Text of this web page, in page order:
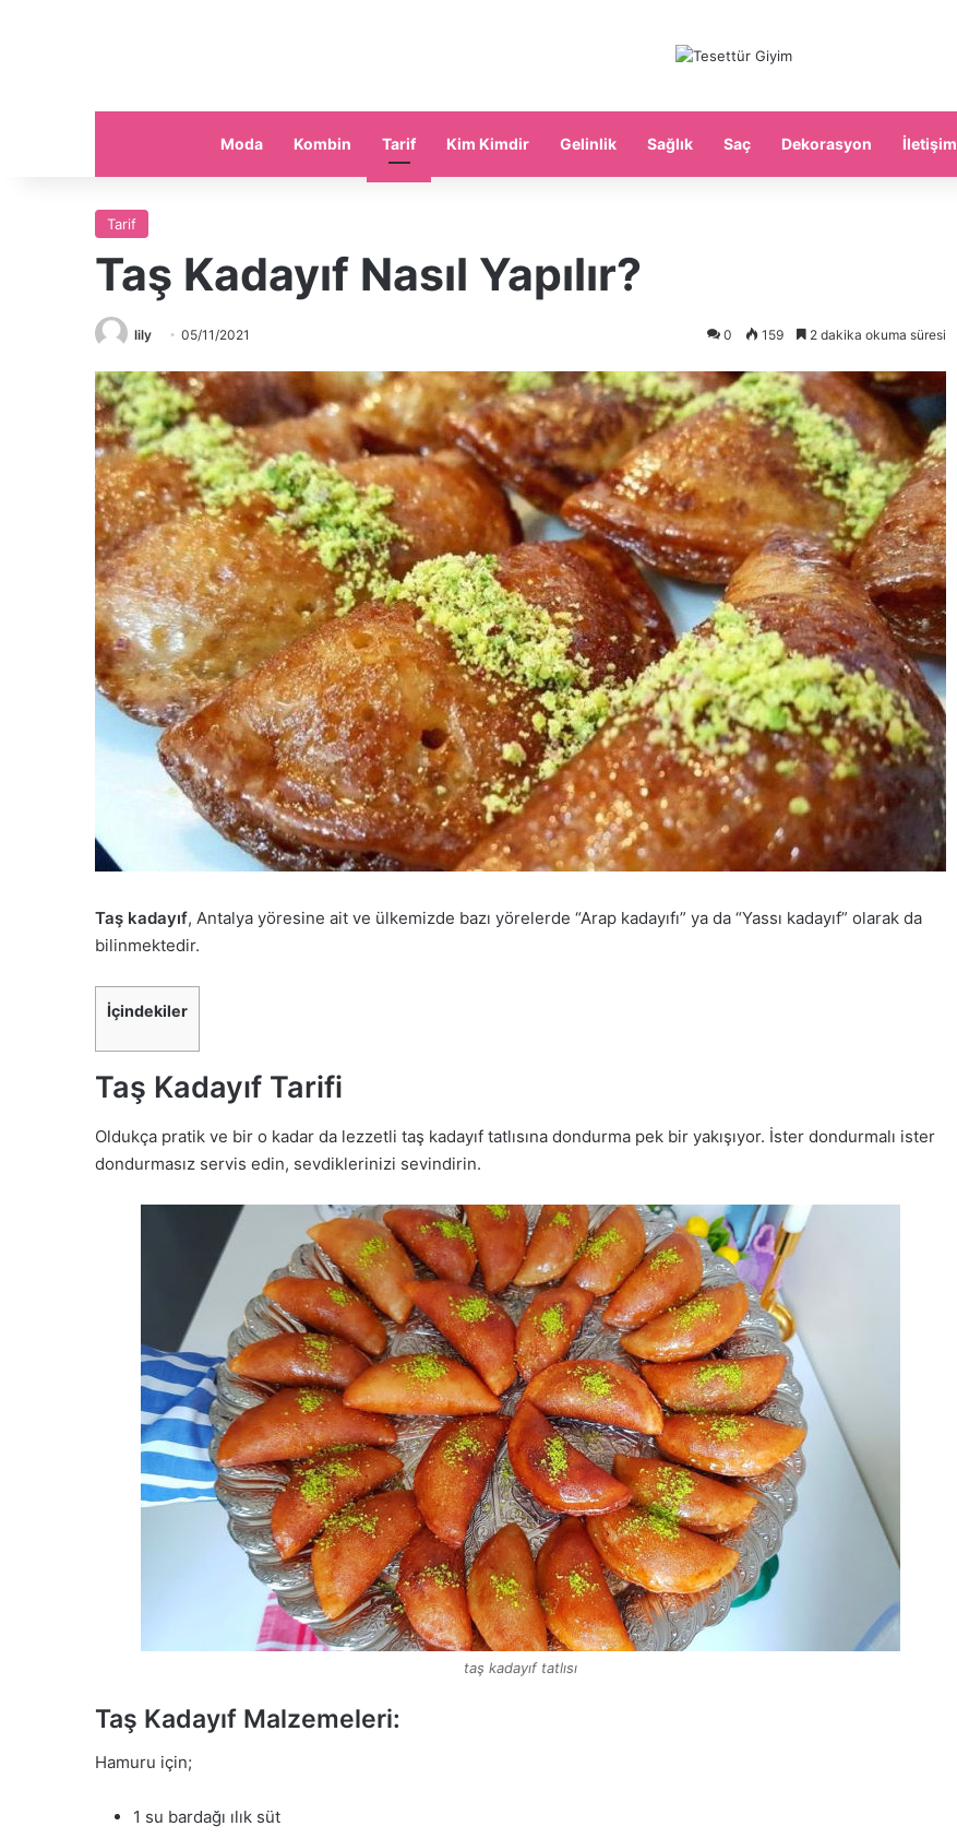
Moda Kombin Tarif Kim Kimdir Gelinlik Sağlık Saç Dekorasyon İletişim
Tarif
Taş Kadayıf Nasıl Yapılır?
lily 05/11/2021 0 159 2 dakika okuma süresi
Taş kadayıf, Antalya yöresine ait ve ülkemizde bazı yörelerde “Arap kadayıfı” ya da “Yassı kadayıf” olarak da
bilinmektedir.
İçindekiler
Taş Kadayıf Tarifi
Oldukça pratik ve bir o kadar da lezzetli taş kadayıf tatlısına dondurma pek bir yakışıyor. İster dondurmalı ister
dondurmasız servis edin, sevdiklerinizi sevindirin.
taş kadayıf tatlısı
Taş Kadayıf Malzemeleri:
Hamuru için;
1 su bardağı ılık süt